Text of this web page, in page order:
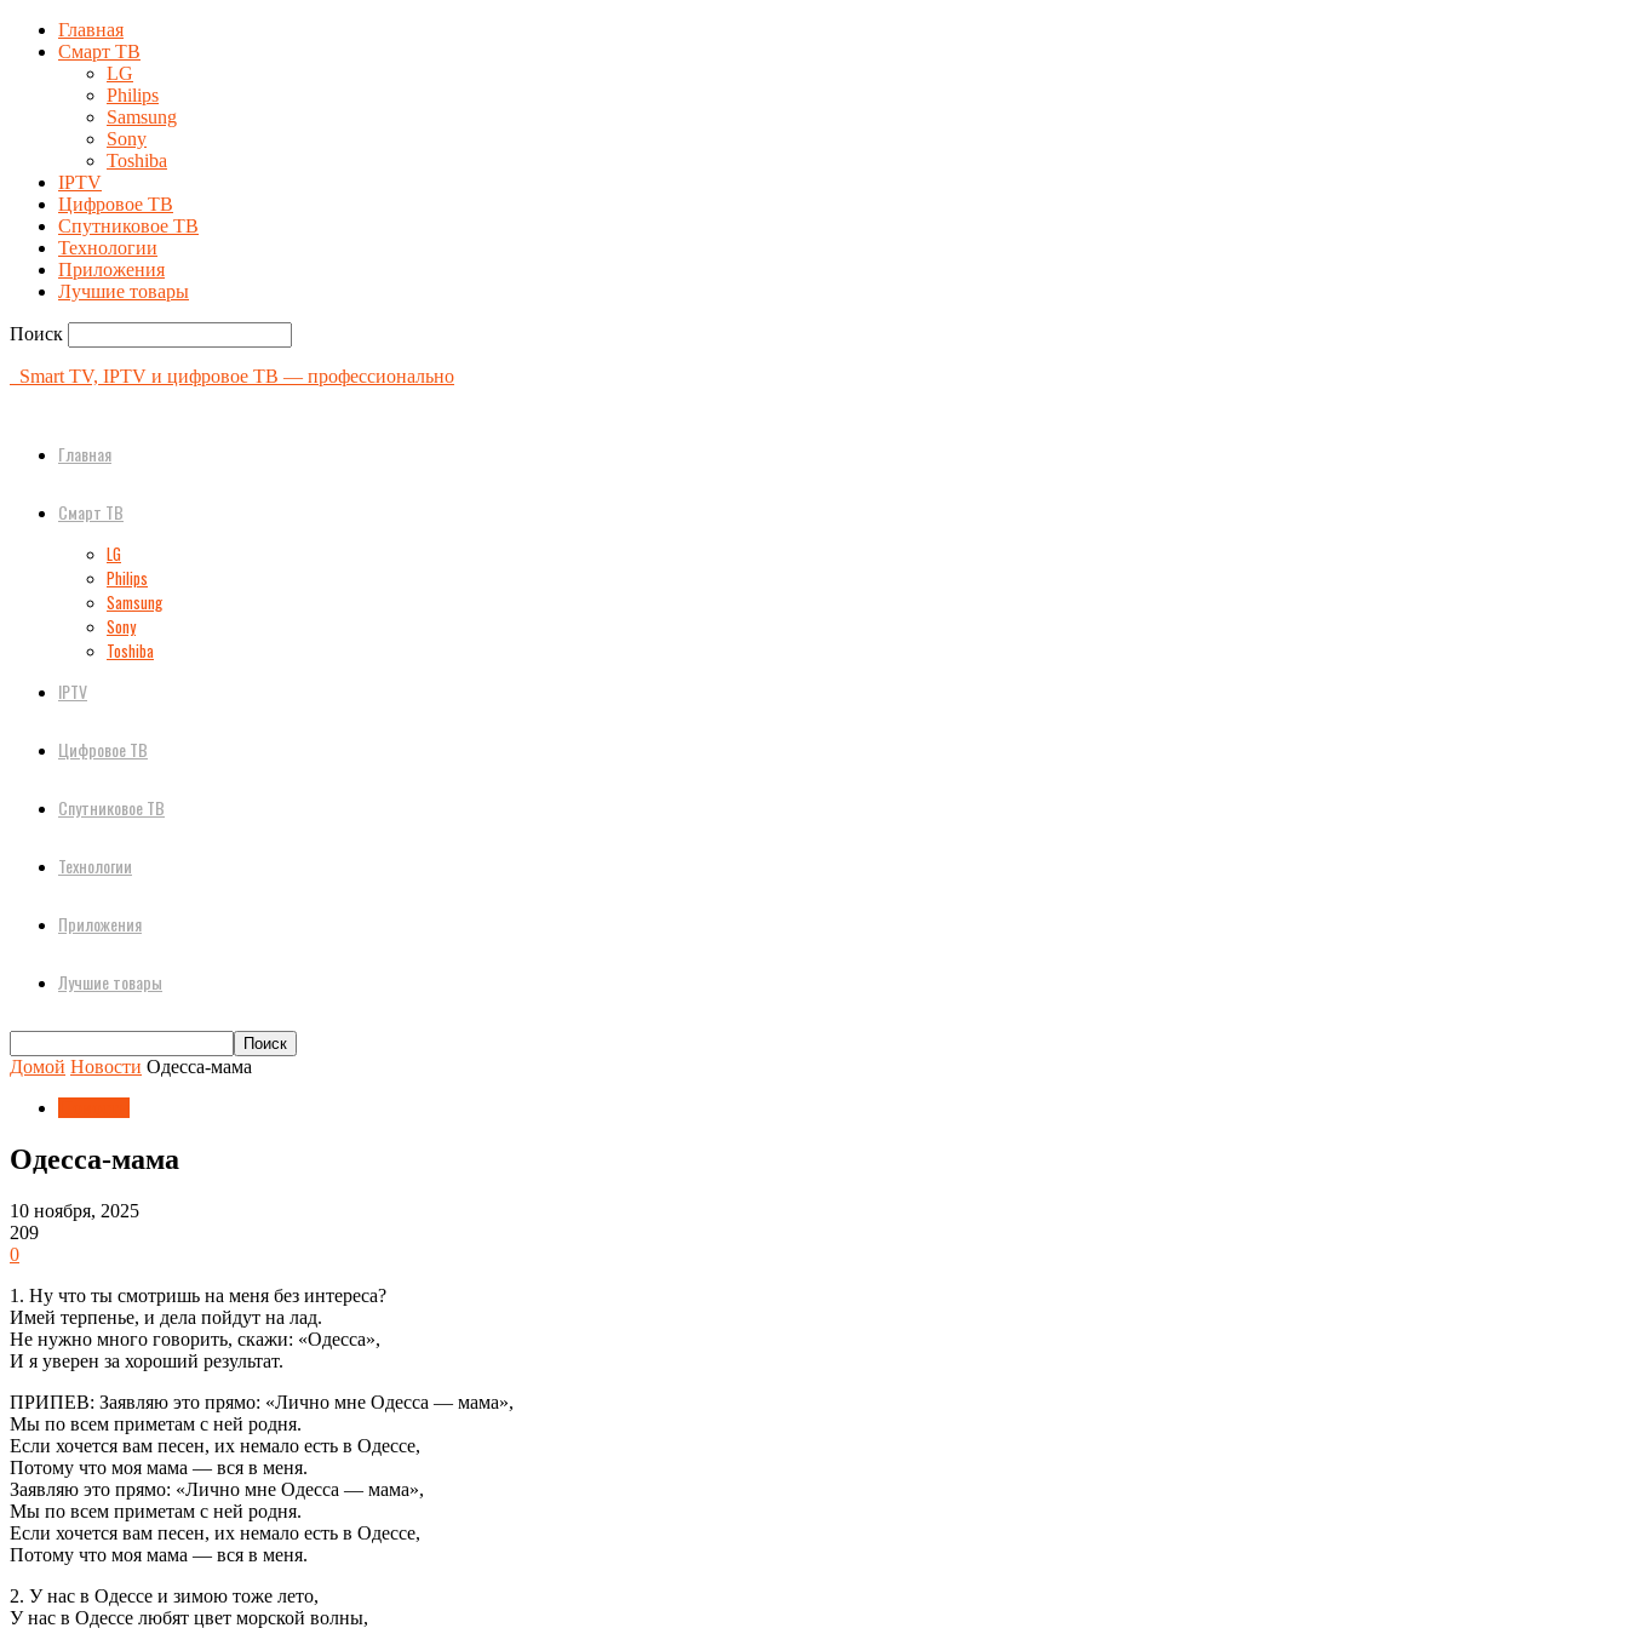
Главная
Смарт ТВ
LG
Philips
Samsung
Sony
Toshiba
IPTV
Цифровое ТВ
Спутниковое ТВ
Технологии
Приложения
Лучшие товары
Поиск
Smart TV, IPTV и цифровое ТВ — профессионально
Главная
Смарт ТВ
LG
Philips
Samsung
Sony
Toshiba
IPTV
Цифровое ТВ
Спутниковое ТВ
Технологии
Приложения
Лучшие товары
Домой Новости Одесса-мама
Одесса-мама
10 ноября, 2025
209
0
1. Ну что ты смотришь на меня без интереса?
Имей терпенье, и дела пойдут на лад.
Не нужно много говорить, скажи: «Одесса»,
И я уверен за хороший результат.
ПРИПЕВ: Заявляю это прямо: «Лично мне Одесса — мама»,
Мы по всем приметам с ней родня.
Если хочется вам песен, их немало есть в Одессе,
Потому что моя мама — вся в меня.
Заявляю это прямо: «Лично мне Одесса — мама»,
Мы по всем приметам с ней родня.
Если хочется вам песен, их немало есть в Одессе,
Потому что моя мама — вся в меня.
2. У нас в Одессе и зимою тоже лето,
У нас в Одессе любят цвет морской волны,